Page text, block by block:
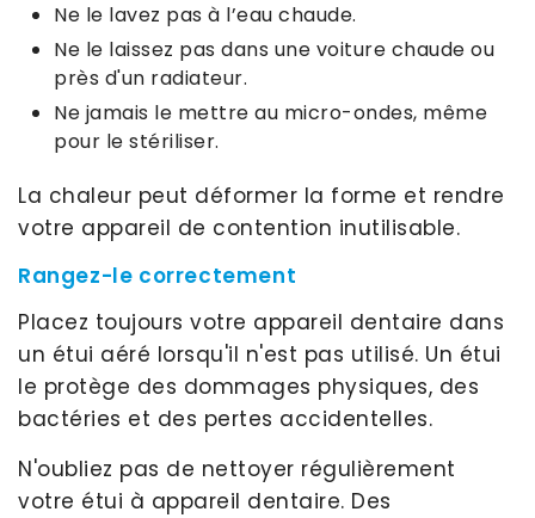
Ne le lavez pas à l’eau chaude.
Ne le laissez pas dans une voiture chaude ou
près d'un radiateur.
Ne jamais le mettre au micro-ondes, même
pour le stériliser.
La chaleur peut déformer la forme et rendre
votre appareil de contention inutilisable.
Rangez-le correctement
Placez toujours votre appareil dentaire dans
un étui aéré lorsqu'il n'est pas utilisé. Un étui
le protège des dommages physiques, des
bactéries et des pertes accidentelles.
N'oubliez pas de nettoyer régulièrement
votre étui à appareil dentaire. Des